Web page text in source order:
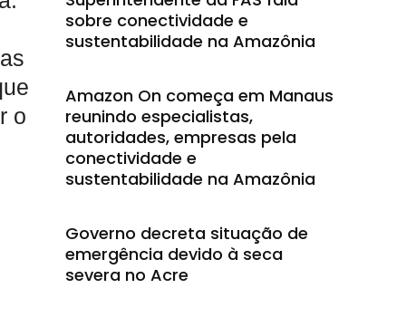
o
sobre conectividade e
sustentabilidade na Amazônia
Amazon On começa em Manaus
reunindo especialistas,
autoridades, empresas pela
conectividade e
sustentabilidade na Amazônia
Governo decreta situação de
emergência devido à seca
severa no Acre